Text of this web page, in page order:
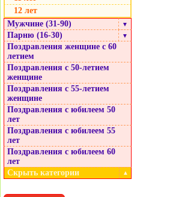
12 лет
Мужчине (31-90)
▼
Парню (16-30) ▼
Поздравления женщине с 60
летием
Поздравления с 50-летием
женщине
Поздравления с 55-летием
женщине
Поздравления с юбилеем 50
лет
Поздравления с юбилеем 55
лет
Поздравления с юбилеем 60
лет
Скрыть категории
▲